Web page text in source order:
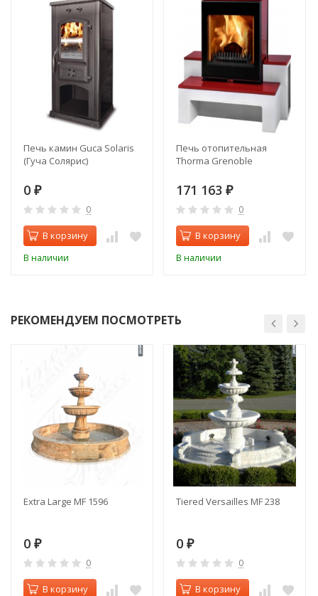
Печь камин Guca Solaris
(Гуча Солярис)
0 ₽
0
В корзину
В наличии
Печь отопительная
Thorma Grenoble
171 163 ₽
0
В корзину
В наличии
РЕКОМЕНДУЕМ ПОСМОТРЕТЬ
Extra Large MF 1596
0 ₽
0
В корзину
Tiered Versailles MF 238
0 ₽
0
В корзину